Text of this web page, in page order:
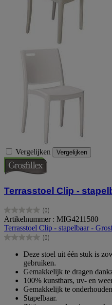
Vergelijken Vergelijken
Terrasstoel Clip -
(0)
0.0
van
de
5
Artikelnummer : MIG4211580
Terrasstoel Clip - stapelbaar -
(0)
0.0
sterren.
Deze stoel uit één stuk is
gebruiken.
Gemakkelijk te dragen
100% kunsthars, uv- en
Gemakkelijk te
Stapelbaar.